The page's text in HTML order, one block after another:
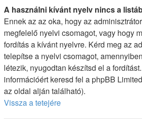
A használni kívánt nyelv nincs a
Ennek az az oka, hogy az
megfelelő nyelvi csomagot, vagy hogy
fordítás a kívánt nyelvre. Kérd meg az
telepítse a nyelvi csomagot,
létezik, nyugodtan készítsd el a
információért keresd fel a phpBB
az oldal alján található).
Vissza a tetejére